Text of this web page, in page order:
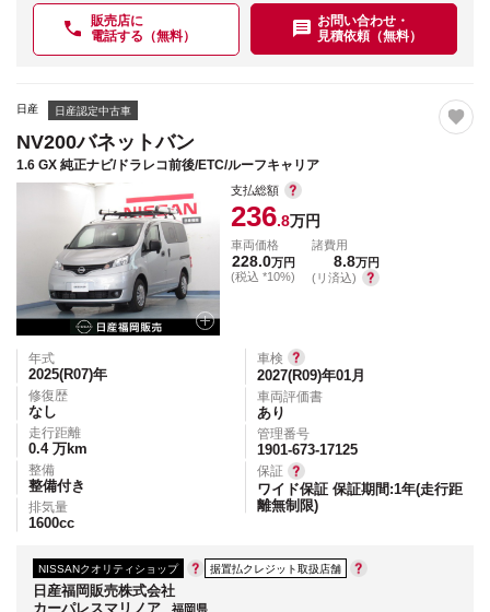
販売店に
電話する（無料）
お問い合わせ・
見積依頼（無料）
日産 日産認定中古車
NV200バネットバン
1.6 GX 純正ナビ/ドラレコ前後/ETC/ルーフキャリア
支払総額
236.8万円
車両価格
228.0万円
(税込 *10%)
諸費用
8.8万円
(リ済込)
年式
2025(R07)年
修復歴
なし
走行距離
0.4 万km
整備
整備付き
排気量
1600cc
車検
2027(R09)年01月
車両評価書
あり
管理番号
1901-673-17125
保証
ワイド保証 保証期間:1年(走行距
離無制限)
NISSANクオリティショップ 据置払クレジット取扱店舗
日産福岡販売株式会社
カーパレスマリノア
福岡県